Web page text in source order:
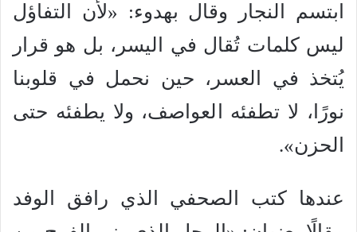
ابتسم النجار وقال بهدوء: «لأن التفاؤل
ليس كلمات تُقال في اليسر، بل هو قرار
يُتخذ في العسر، حين نحمل في قلوبنا
نورًا، لا تطفئه العواصف، ولا يطفئه حتى
الحزن».
عندها كتب الصحفي الذي رافق الوفد